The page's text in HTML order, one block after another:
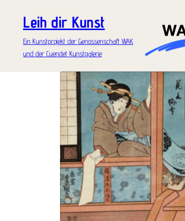
Leih dir Kunst
Ein Kunstprojekt der Genossenschaft WAK
und der Cuendet Kunstgalerie